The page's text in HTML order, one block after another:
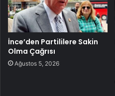
İnce’den Partililere Sakin
Olma Çağrısı
Ağustos 5, 2026